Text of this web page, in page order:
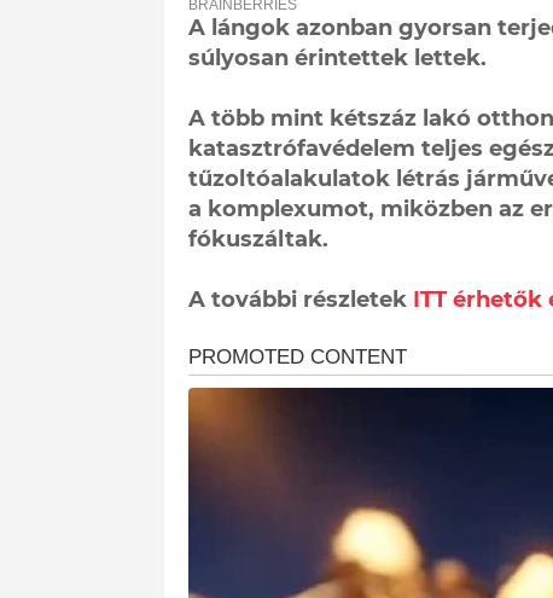
A lángok azonban gyorsan
súlyosan érintettek lettek.
A több mint kétszáz lakó
katasztrófavédelem teljes
tűzoltóalakulatok létrás
a komplexumot, miközben az
fókuszáltak.
A további részletek ITT érhetők